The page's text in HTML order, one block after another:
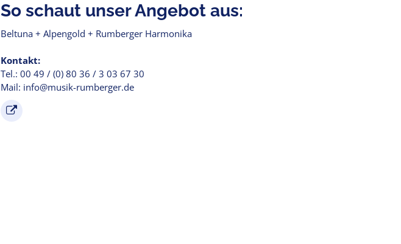
So schaut unser Angebot aus:
Beltuna + Alpengold + Rumberger Harmonika
Kontakt:
Tel.: 00 49 / (0) 80 36 / 3 03 67 30
Mail: info@musik-rumberger.de